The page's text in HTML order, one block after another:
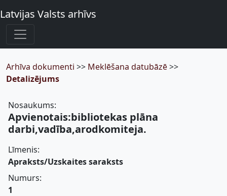
Latvijas Valsts arhīvs
Arhīva dokumenti >> Meklēšana datubāzē>>
Detalizējums
Nosaukums:
Apvienotais:bibliotekas plāna
darbi,vadība,arodkomiteja.
Līmenis:
Apraksts/Uzskaites saraksts
Numurs:
1